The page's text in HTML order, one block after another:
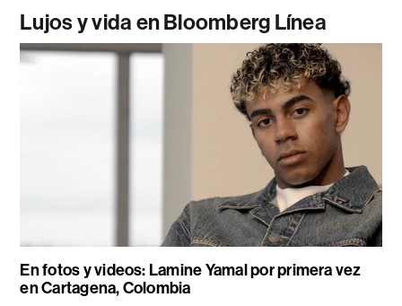
Lujos y vida en Bloomberg Línea
En fotos y videos: Lamine Yamal por primera vez
en Cartagena, Colombia